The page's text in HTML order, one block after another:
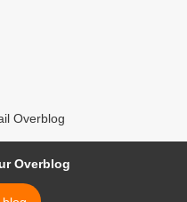
Overblog
Overblog